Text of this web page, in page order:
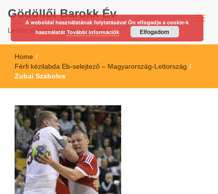
Gödöllői Barokk Év
Letűnt stíluskorszakok nyomában…
Home /
Férfi kézilabda Eb-selejtező – Magyarország-Lettország /
Zubai Szabolcs
A weboldal használatának folytatásával Ön elfogadja a cookie-k
használatátTovábbi információk Elfogadom